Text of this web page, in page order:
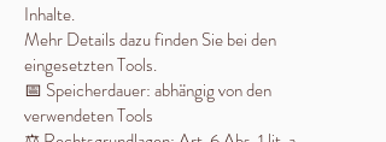
Inhalte.
Mehr Details dazu finden Sie bei den
eingesetzten Tools.
📅 Speicherdauer: abhängig von den
verwendeten Tools